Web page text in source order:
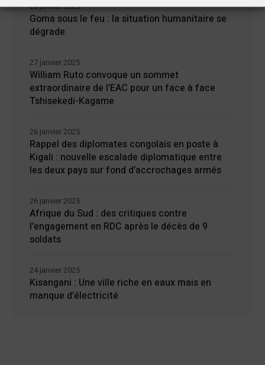
Goma sous le feu : la situation humanitaire se
dégrade
28 janvier 2025
William Ruto convoque un sommet
extraordinaire de l’EAC pour un face à face
Tshisekedi-Kagame
27 janvier 2025
Rappel des diplomates congolais en poste à
Kigali : nouvelle escalade diplomatique entre
les deux pays sur fond d’accrochages armés
26 janvier 2025
Afrique du Sud : des critiques contre
l’engagement en RDC après le décès de 9
soldats
26 janvier 2025
Kisangani : Une ville riche en eaux mais en
manque d’électricité
24 janvier 2025